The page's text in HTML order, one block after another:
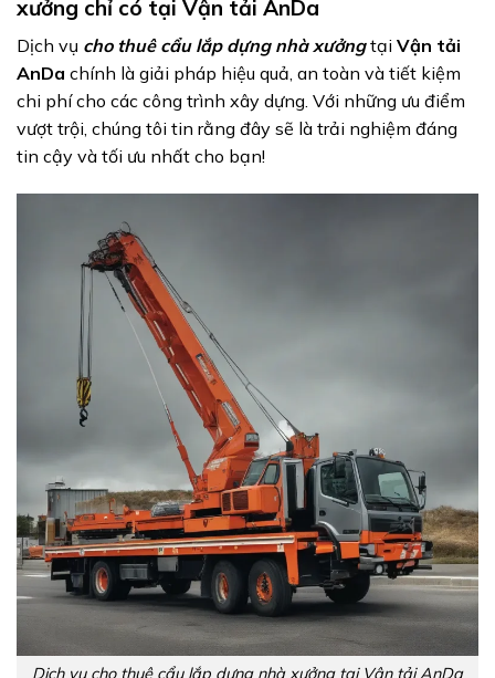
xưởng chỉ có tại Vận tải AnDa
Dịch vụ cho thuê cẩu lắp dựng nhà xưởngtại Vận tải
AnDa chính là giải pháp hiệu quả, an toàn và tiết kiệm
chi phí cho các công trình xây dựng. Với những ưu điểm
vượt trội, chúng tôi tin rằng đây sẽ là trải nghiệm đáng
tin cậy và tối ưu nhất cho bạn!
Dịch vụ cho thuê cẩu lắp dựng nhà xưởng tại Vận tải AnDa